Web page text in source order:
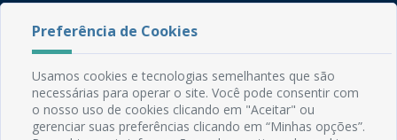
Rua do Imperador, 78, Centro
Email: comunicacao@mamanguape.pb.gov.br
Expediente: Segunda à Sexta, das 08h às 13h
Preferência de Cookies
Usamos cookies e tecnologias semelhantes que são
necessárias para operar o site. Você pode consentir com
o nosso uso de cookies clicando em "Aceitar" ou
gerenciar suas preferências clicando em “Minhas opções”.